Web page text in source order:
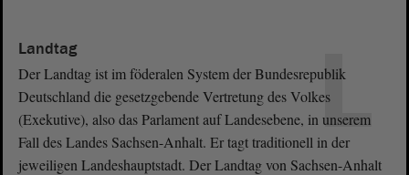
L
Landtag
Der Landtag ist im föderalen System der Bundesrepublik
Deutschland die gesetzgebende Vertretung des Volkes
(Exekutive), also das Parlament auf Landesebene, in unserem
Fall des Landes Sachsen-Anhalt. Er tagt traditionell in der
jeweiligen Landeshauptstadt. Der Landtag von Sachsen-Anhalt